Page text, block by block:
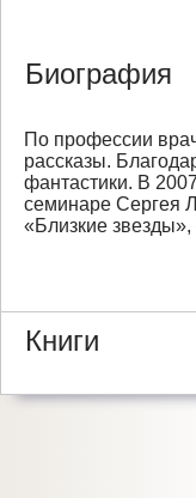
Биография
По профессии
рассказы.
фантастики. В
семинаре Сергея
«Близкие
Книги